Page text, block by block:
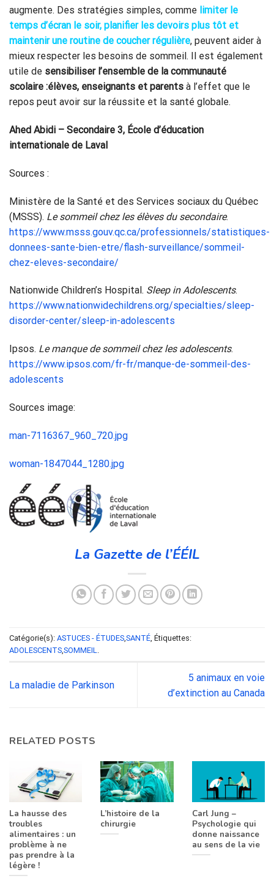
augmente. Des stratégies simples, comme limiter le
temps d’écran le soir, planifier les devoirs plus tôt et
maintenir une routine de coucher régulière, peuvent aider à
mieux respecter les besoins de sommeil. Il est également
utile de sensibiliser l’ensemble de la communauté
scolaire :élèves, enseignants et parents à l’effet que le
repos peut avoir sur la réussite et la santé globale.
Ahed Abidi – Secondaire 3, École d’éducation
internationale de Laval
Sources :
Ministère de la Santé et des Services sociaux du Québec
(MSSS). Le sommeil chez les élèves du secondaire.
https://www.msss.gouv.qc.ca/professionnels/statistiques-
donnees-sante-bien-etre/flash-surveillance/sommeil-
chez-eleves-secondaire/
Nationwide Children’s Hospital. Sleep in Adolescents.
https://www.nationwidechildrens.org/specialties/sleep-
disorder-center/sleep-in-adolescents
Ipsos. Le manque de sommeil chez les adolescents.
https://www.ipsos.com/fr-fr/manque-de-sommeil-des-
adolescents
Sources image:
man-7116367_960_720.jpg
woman-1847044_1280.jpg
La Gazette de l’ÉÉIL
Catégorie(s): ASTUCES - ÉTUDES SANTÉ , Étiquettes:
ADOLESCENTS SOMMEIL
La maladie de Parkinson
5 animaux en voie
d’extinction au Canada
RELATED POSTS
La hausse des
troubles
alimentaires : un
problème à ne
pas prendre à la
légère !
L’histoire de la
chirurgie
Carl Jung –
Psychologie qui
donne naissance
au sens de la vie